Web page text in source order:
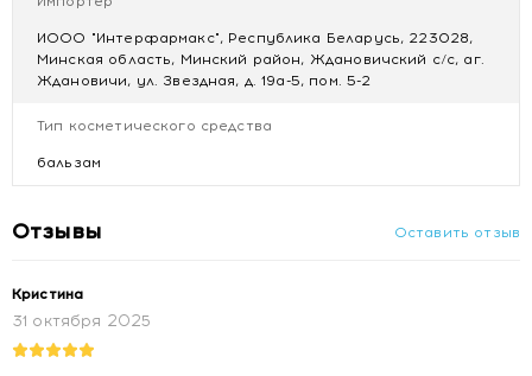
ИООО "Интерфармакс", Республика Беларусь, 223028,
Минская область, Минский район, Ждановичский с/с, аг.
Ждановичи, ул. Звездная, д. 19а-5, пом. 5-2
Тип косметического средства
бальзам
Отзывы Оставить отзыв
Кристина
31 октября 2025